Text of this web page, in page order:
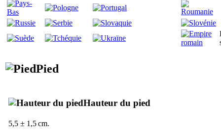
Pied
Hauteur du pied
5,5 ± 1,5 cm.